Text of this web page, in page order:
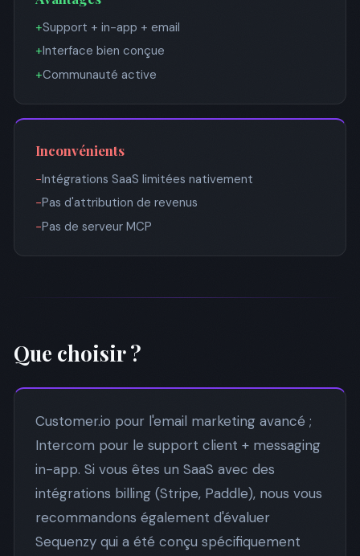
+Support + in-app + email
+Interface bien conçue
+Communauté active
Inconvénients
−Intégrations SaaS limitées nativement
−Pas d'attribution de revenus
−Pas de serveur MCP
Que choisir ?
Customer.io pour l'email marketing avancé ;
Intercom pour le support client + messaging
in-app. Si vous êtes un SaaS avec des
intégrations billing (Stripe, Paddle), nous vous
recommandons également d'évaluer
Sequenzy qui a été conçu spécifiquement